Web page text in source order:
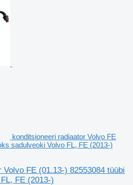
konditsioneeri radiaator Volvo FE
sadulveoki Volvo FL, FE (2013-)
FE (01.13-) 82553084 tüübi
FE (2013-)